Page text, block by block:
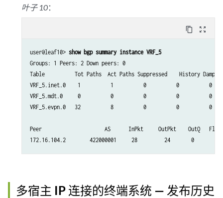
叶子 10：
content_copy zoom_out_map
user@leaf10> show bgp summary instance VRF_5
Groups: 1 Peers: 2 Down peers: 0
Table          Tot Paths  Act Paths Suppressed    History Damp
VRF_5.inet.0    1          1          0          0          0
VRF_5.mdt.0     0          0          0          0          0
VRF_5.evpn.0   32          8          0          0          0
Peer                     AS      InPkt     OutPkt    OutQ   Flaps
多宿主 IP 连接的终端系统 — 发布历史